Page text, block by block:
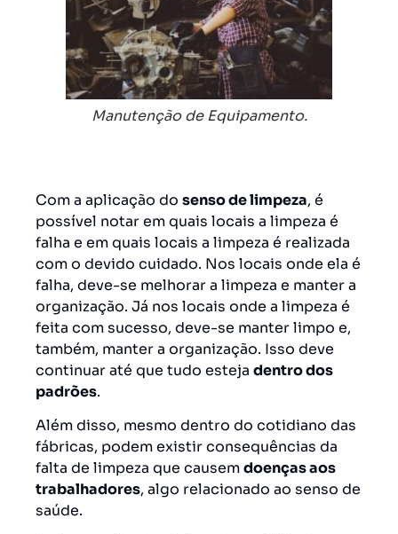
Manutenção de Equipamento.
Com a aplicação do senso de limpeza, é
possível notar em quais locais a limpeza é
falha e em quais locais a limpeza é realizada
com o devido cuidado. Nos locais onde ela é
falha, deve-se melhorar a limpeza e manter a
organização. Já nos locais onde a limpeza é
feita com sucesso, deve-se manter limpo e,
também, manter a organização. Isso deve
continuar até que tudo esteja dentro dos
padrões.
Além disso, mesmo dentro do cotidiano das
fábricas, podem existir consequências da
falta de limpeza que causemdoenças aos
trabalhadores, algo relacionado ao senso de
saúde.